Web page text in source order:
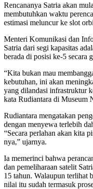
Rencananya Satria akan
membutuhkan waktu
estimasi meluncur ke slot
Menteri Komunikasi dan
Satria dari segi kapasitas
berada di posisi ke-5 secara
“Kita bukan mau
kebutuhan, ini akan
yang dilandasi infrastruktur
kata Rudiantara di Museum
Rudiantara mengatakan
dengan menyewa terlebih
“Secara perlahan akan kita
nya,” ujarnya.
Ia memerinci bahwa
dan pemeliharaan satelit
15 tahun. Walaupun terlihat
nilai itu sudah termasuk